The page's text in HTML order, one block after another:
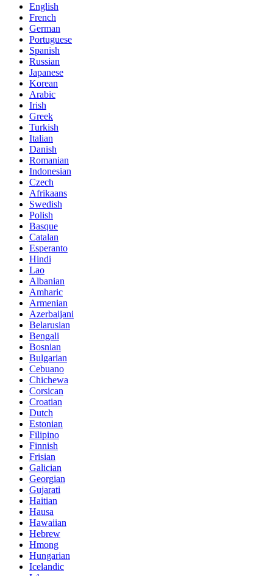
English
French
German
Portuguese
Spanish
Russian
Japanese
Korean
Arabic
Irish
Greek
Turkish
Italian
Danish
Romanian
Indonesian
Czech
Afrikaans
Swedish
Polish
Basque
Catalan
Esperanto
Hindi
Lao
Albanian
Amharic
Armenian
Azerbaijani
Belarusian
Bengali
Bosnian
Bulgarian
Cebuano
Chichewa
Corsican
Croatian
Dutch
Estonian
Filipino
Finnish
Frisian
Galician
Georgian
Gujarati
Haitian
Hausa
Hawaiian
Hebrew
Hmong
Hungarian
Icelandic